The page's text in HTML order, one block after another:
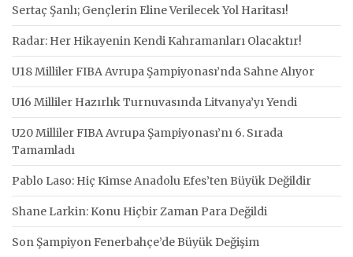
Sertaç Şanlı; Gençlerin Eline Verilecek Yol Haritası!
Radar: Her Hikayenin Kendi Kahramanları Olacaktır!
U18 Milliler FIBA Avrupa Şampiyonası’nda Sahne Alıyor
U16 Milliler Hazırlık Turnuvasında Litvanya’yı Yendi
U20 Milliler FIBA Avrupa Şampiyonası’nı 6. Sırada
Tamamladı
Pablo Laso: Hiç Kimse Anadolu Efes’ten Büyük Değildir
Shane Larkin: Konu Hiçbir Zaman Para Değildi
Son Şampiyon Fenerbahçe’de Büyük Değişim